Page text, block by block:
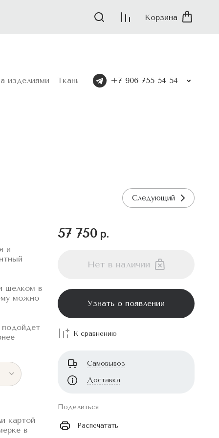
Корзина
изделиями Ткани и материалы Для стилистов
+7 906 755 54 54
Следующий
и
шелком в
можно
подойдет
картой
в
57 750 р.
Нет в наличии
Узнать о появлении
К сравнению
Самовывоз
Доставка
Поделиться
Распечатать